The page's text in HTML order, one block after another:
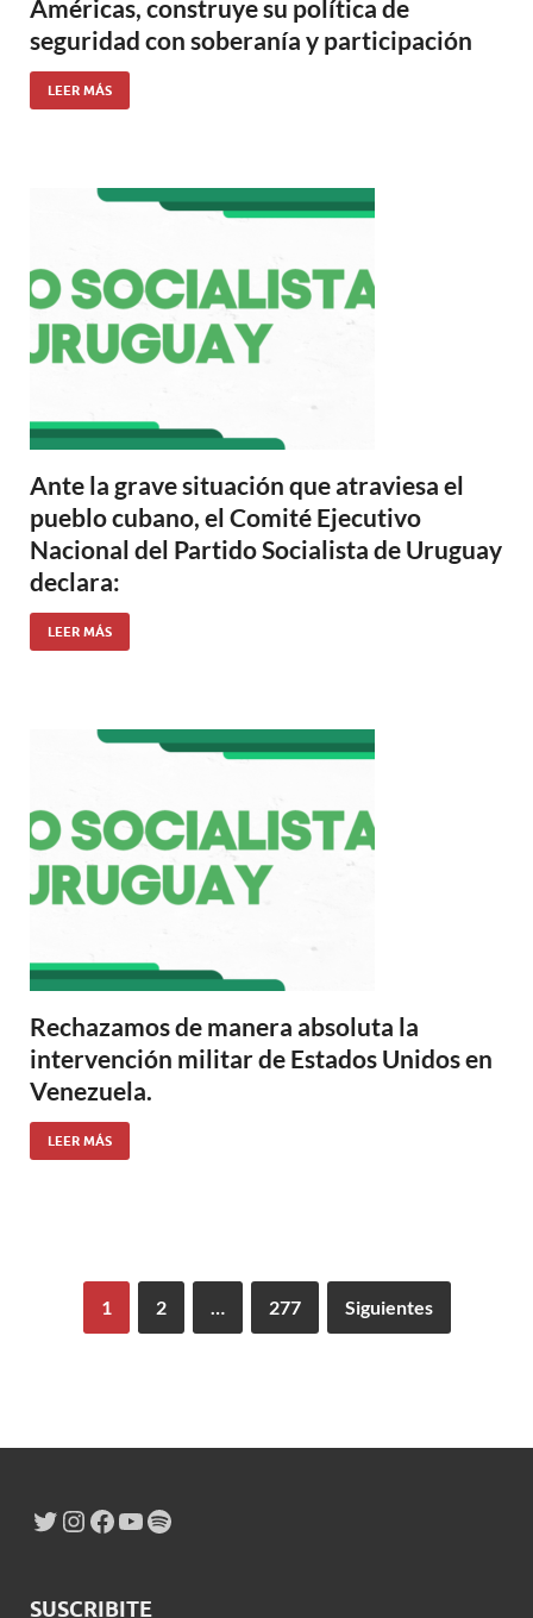
Américas, construye su política de
seguridad con soberanía y participación
LEER MÁS
Ante la grave situación que atraviesa el
pueblo cubano, el Comité Ejecutivo
Nacional del Partido Socialista de Uruguay
declara:
LEER MÁS
Rechazamos de manera absoluta la
intervención militar de Estados Unidos en
Venezuela.
LEER MÁS
1 2 … 277 Siguientes
SUSCRIBITE